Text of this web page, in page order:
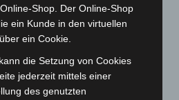
Shop. Der Online-Shop
ein Kunde in den virtuellen
ein Cookie.
die Setzung von Cookies
jederzeit mittels einer
des genutzten